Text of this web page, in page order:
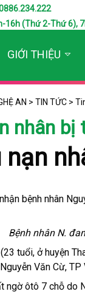
16h (Thứ 2-Thứ 6),
GIỚI THIỆU
AN > TIN TỨC >
nhân
nạn
bệnh nhân
Bệnh nhân N.
tuổi, ở huyện
Văn Cừ,
ôtô 7 chỗ do